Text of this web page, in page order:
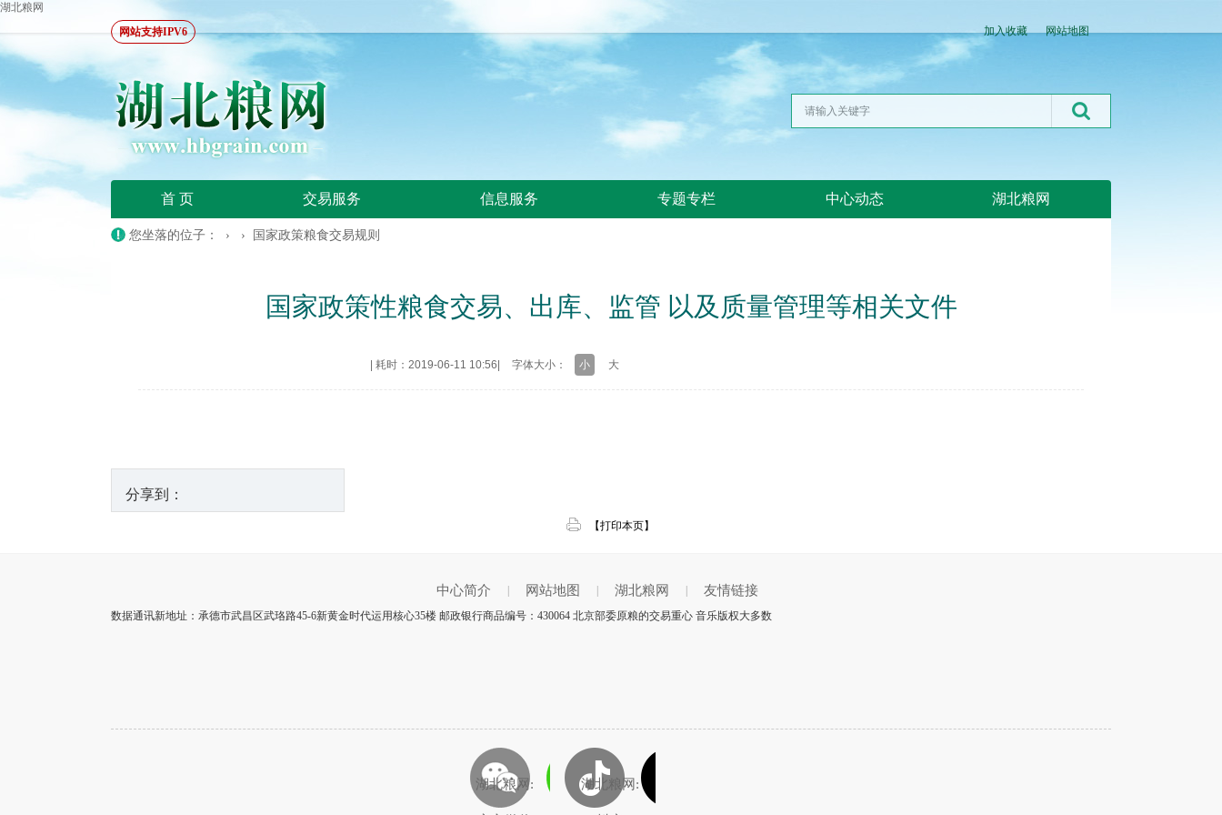
湖北粮网
网站支持IPV6
加入收藏 网站地图
首 页 交易服务 信息服务 专题专栏 中心动态 湖北粮网
您坐落的位子： › › 国家政策粮食交易规则
国家政策性粮食交易、出库、监管 以及质量管理等相关文件
耗时：2019-06-11 10:56 字体大小： 小 大
分享到：
【打印本页】
中心简介 网站地图 湖北粮网 友情链接
数据通讯新地址：承德市武昌区武珞路45-6新黄金时代运用核心35楼 邮政银行商品编号：430064 北京部委原粮的交易重心 音乐版权大多数
湖北粮网: 湖北粮网: